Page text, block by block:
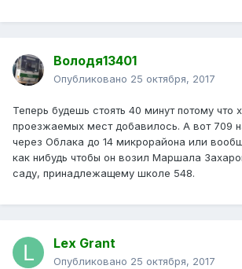
Володя13401
Опубликовано 25 октября, 2017
Теперь будешь стоять 40 минут потому что
проезжаемых мест добавилось. А вот 709
через Облака до 14 микрорайона или
как нибудь чтобы он возил Маршала
саду, принадлежащему школе 548.
Lex Grant
Опубликовано 25 октября, 2017